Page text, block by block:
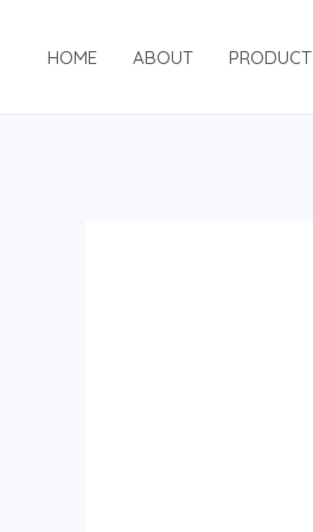
HOME ABOUT PRODUCT